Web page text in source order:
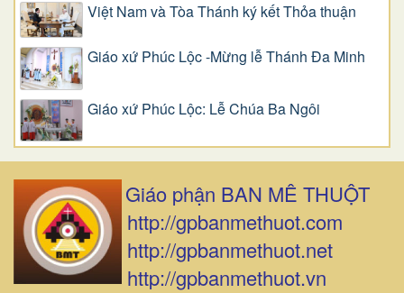
Việt Nam và Tòa Thánh ký kết Thỏa thuận
Giáo xứ Phúc Lộc -Mừng lễ Thánh Đa Minh
Giáo xứ Phúc Lộc: Lễ Chúa Ba Ngôi
Giáo phận BAN MÊ THUỘT
http://gpbanmethuot.com
http://gpbanmethuot.net
http://gpbanmethuot.vn